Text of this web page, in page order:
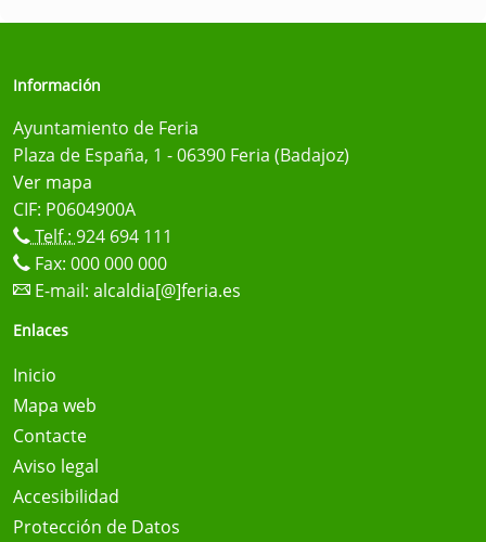
Información
Ayuntamiento de Feria
Plaza de España, 1 - 06390 Feria (Badajoz)
Ver mapa
CIF: P0604900A
Telf.: 924 694 111
Fax: 000 000 000
E-mail: alcaldia[@]feria.es
Enlaces
Inicio
Mapa web
Contacte
Aviso legal
Accesibilidad
Protección de Datos